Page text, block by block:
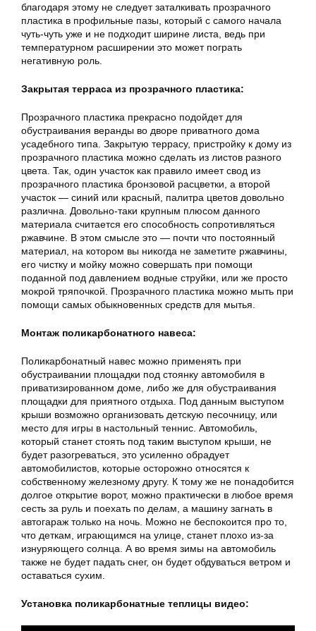
благодаря этому не следует заталкивать прозрачного
пластика в профильные пазы, который с самого начала
чуть-чуть уже и не подходит ширине листа, ведь при
температурном расширении это может пограть
негативную роль.
Закрытая терраса из прозрачного пластика:
Прозрачного пластика прекрасно подойдет для
обустраивания веранды во дворе приватного дома
усадебного типа. Закрытую террасу, пристройку к дому из
прозрачного пластика можно сделать из листов разного
цвета. Так, один участок как правило имеет свод из
прозрачного пластика бронзовой расцветки, а второй
участок — синий или красный, палитра цветов довольно
различна. Довольно-таки крупным плюсом данного
материала считается его способность сопротивляться
ржавчине. В этом смысле это — почти что постоянный
материал, на котором вы никогда не заметите ржавчины,
его чистку и мойку можно совершать при помощи
поданной под давлением водные струйки, или же просто
мокрой тряпочкой. Прозрачного пластика можно мыть при
помощи самых обыкновенных средств для мытья.
Монтаж поликарбонатного навеса:
Поликарбонатный навес можно применять при
обустраивании площадки под стоянку автомобиля в
приватизированном доме, либо же для обустраивания
площадки для приятного отдыха. Под данным выступом
крыши возможно организовать детскую песочницу, или
место для игры в настольный теннис. Автомобиль,
который станет стоять под таким выступом крыши, не
будет разогреваться, это усиленно обрадует
автомобилистов, которые осторожно относятся к
собственному железному другу. К тому же не понадобится
долгое открытие ворот, можно практически в любое время
сесть за руль и поехать по делам, а машину загнать в
автогараж только на ночь. Можно не беспокоится про то,
что деткам, играющимся на улице, станет плохо из-за
изнуряющего солнца. А во время зимы на автомобиль
также не будет падать снег, он будет обдуваться ветром и
оставаться сухим.
Установка поликарбонатные теплицы видео: